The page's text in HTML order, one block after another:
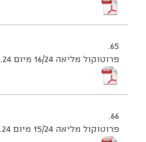
65.
פרוטוקול מליאה 16/24 מיום 5.11.24
66.
פרוטוקול מליאה 15/24 מיום 8.10.24